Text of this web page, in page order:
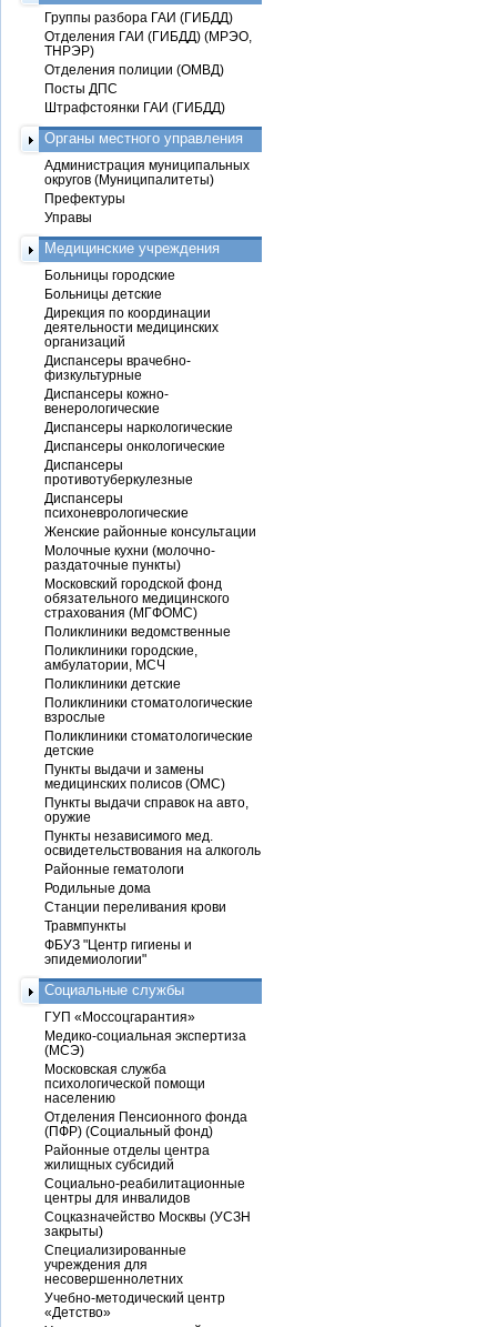
Группы разбора ГАИ (ГИБДД)
Отделения ГАИ (ГИБДД) (МРЭО,
ТНРЭР)
Отделения полиции (ОМВД)
Посты ДПС
Штрафстоянки ГАИ (ГИБДД)
Органы местного управления
Администрация муниципальных
округов (Муниципалитеты)
Префектуры
Управы
Медицинские учреждения
Больницы городские
Больницы детские
Дирекция по координации
деятельности медицинских
организаций
Диспансеры врачебно-
физкультурные
Диспансеры кожно-
венерологические
Диспансеры наркологические
Диспансеры онкологические
Диспансеры
противотуберкулезные
Диспансеры
психоневрологические
Женские районные консультации
Молочные кухни (молочно-
раздаточные пункты)
Московский городской фонд
обязательного медицинского
страхования (МГФОМС)
Поликлиники ведомственные
Поликлиники городские,
амбулатории, МСЧ
Поликлиники детские
Поликлиники стоматологические
взрослые
Поликлиники стоматологические
детские
Пункты выдачи и замены
медицинских полисов (ОМС)
Пункты выдачи справок на авто,
оружие
Пункты независимого мед.
освидетельствования на алкоголь
Районные гематологи
Родильные дома
Станции переливания крови
Травмпункты
ФБУЗ "Центр гигиены и
эпидемиологии"
Социальные службы
ГУП «Моссоцгарантия»
Медико-социальная экспертиза
(МСЭ)
Московская служба
психологической помощи
населению
Отделения Пенсионного фонда
(ПФР) (Социальный фонд)
Районные отделы центра
жилищных субсидий
Социально-реабилитационные
центры для инвалидов
Соцказначейство Москвы (УСЗН
закрыты)
Специализированные
учреждения для
несовершеннолетних
Учебно-методический центр
«Детство»